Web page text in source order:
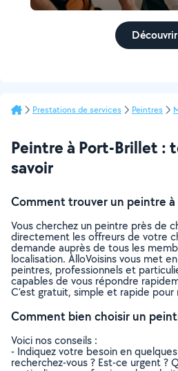
Découvrir
Prestations de services Peintres
Peintre à Port-Brillet :
savoir
Comment trouver un peintre à
Vous cherchez un peintre près de
directement les offreurs de votre
demande auprès de tous les
localisation. AlloVoisins vous met
peintres, professionnels et
capables de vous répondre
C’est gratuit, simple et rapide
Comment bien choisir un
Voici nos conseils :
- Indiquez votre besoin en
recherchez-vous ? Est-ce urgent ?